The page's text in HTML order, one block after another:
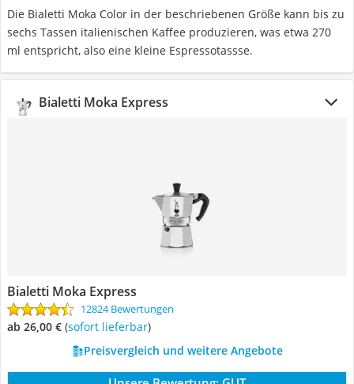
Die Bialetti Moka Color in der beschriebenen Größe kann bis zu
sechs Tassen italienischen Kaffee produzieren, was etwa 270
ml entspricht, also eine kleine Espressotassse.
Bialetti Moka Express
Bialetti Moka Express
12824 Bewertungen
ab 26,00 € ( Sofort lieferbar)
Preisvergleich und weitere Angebote